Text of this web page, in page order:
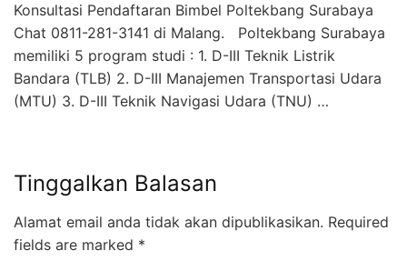
Konsultasi Pendaftaran Bimbel Poltekbang Surabaya
Chat 0811-281-3141 di Malang. Poltekbang Surabaya
memiliki 5 program studi : 1. D-III Teknik Listrik
Bandara (TLB) 2. D-III Manajemen Transportasi Udara
(MTU) 3. D-III Teknik Navigasi Udara (TNU) …
Tinggalkan Balasan
Alamat email anda tidak akan dipublikasikan. Required
fields are marked *